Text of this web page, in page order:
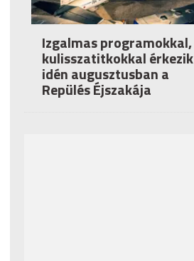
Izgalmas programokkal,
kulisszatitkokkal érkezik
idén augusztusban a
Repülés Éjszakája